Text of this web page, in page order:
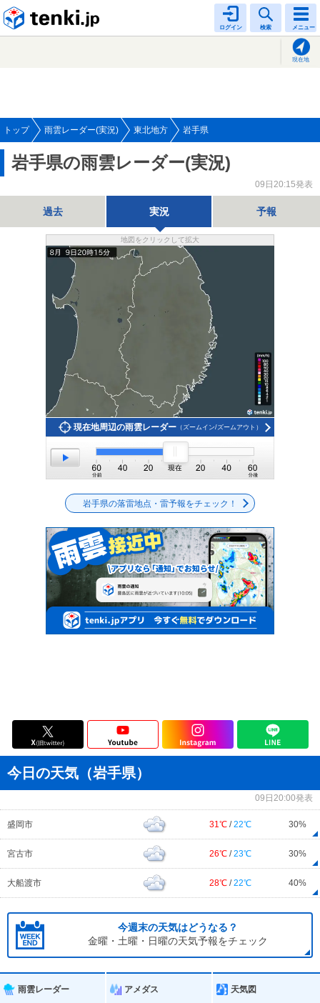
ログイン 検索 メニュー
現在地
トップ 雨雲レーダー(実況) 東北地方 岩手県
岩手県の雨雲レーダー(実況)
09日20:15発表
過去 実況 予報
地図をクリックして拡大
現在地周辺の雨雲レーダー（ズームイン/ズームアウト）
岩手県の落雷地点・雷予報をチェック！
今日の天気（岩手県）
09日20:00発表
盛岡市 31℃ / 22℃ 30%
宮古市 26℃ / 23℃ 30%
大船渡市 28℃ / 22℃ 40%
今週末の天気はどうなる？
金曜・土曜・日曜の天気予報をチェック
雨雲レーダー アメダス 天気図